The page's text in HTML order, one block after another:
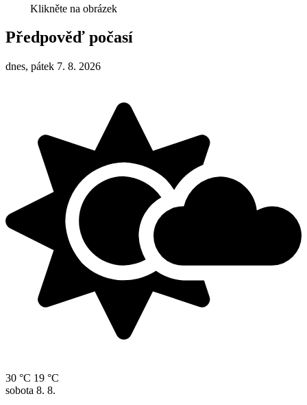
Klikněte na obrázek
Předpověď počasí
dnes, pátek 7. 8. 2026
30 °C 19 °C
sobota 8. 8.